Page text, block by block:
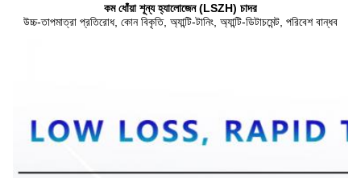
কম ধোঁয়া শূন্য হ্যালোজেন (LSZH) চাদর
উচ্চ-তাপমাত্রা প্রতিরোধ, কোন বিকৃতি, অ্যান্টি-টানিং, অ্যান্টি-ডিটাচমেন্ট, পরিবেশ বান্ধব